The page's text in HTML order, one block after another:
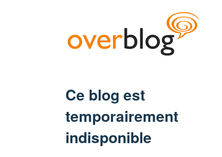
Ce blog est
temporairement
indisponible